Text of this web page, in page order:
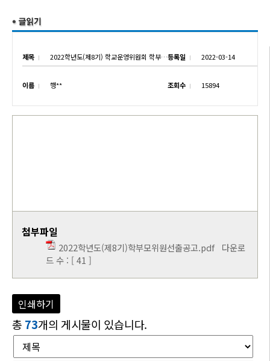
제목 2022학년도(제8기) 학교운영위원회 학부모위원 선출 공고등록일 2022-03-14
이름 행** 조회수 15894
첨부파일
2022학년도(제8기)학부모위원선출공고.pdf다운로
드 수 : [ 41 ]
인쇄하기
총 73개의 게시물이 있습니다.